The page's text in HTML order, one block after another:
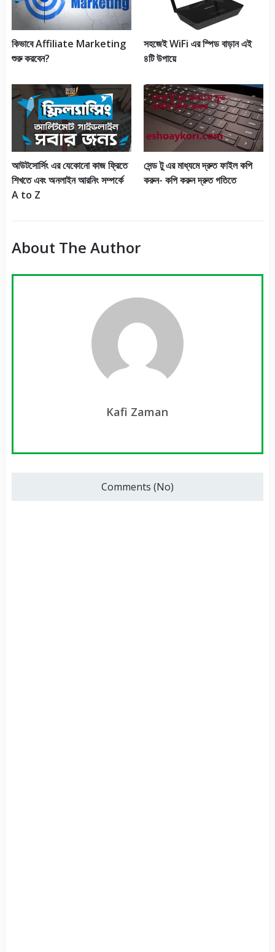
কিভাবে Affiliate Marketing
শুরু করবেন?
সহজেই WiFi এর স্পিড বাড়ান এই
৪টি উপায়ে
আউটসোর্সিং এর যেকোনো কাজ ফ্রিতে
শিখতে এবং অনলাইন আরনিং সম্পর্কে
A to Z
সেন্ড টু এর মাধ্যমে দ্রুত ফাইল কপি
করুন- কপি করুন দ্রুত গতিতে
About The Author
Kafi Zaman
Comments (No)